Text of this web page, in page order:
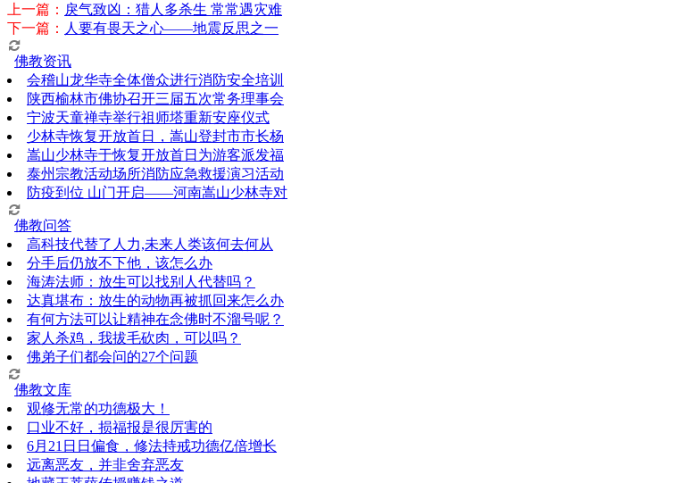
上一篇： 戾气致凶：猎人多杀生 常常遇灾难
下一篇： 人要有畏天之心——地震反思之一
佛教资讯
会稽山龙华寺全体僧众进行消防安全培训
陕西榆林市佛协召开三届五次常务理事会
宁波天童禅寺举行祖师塔重新安座仪式
少林寺恢复开放首日，嵩山登封市市长杨
嵩山少林寺于恢复开放首日为游客派发福
泰州宗教活动场所消防应急救援演习活动
防疫到位 山门开启——河南嵩山少林寺对
佛教问答
高科技代替了人力,未来人类该何去何从
分手后仍放不下他，该怎么办
海涛法师：放生可以找别人代替吗？
达真堪布：放生的动物再被抓回来怎么办
有何方法可以让精神在念佛时不溜号呢？
家人杀鸡，我拔毛砍肉，可以吗？
佛弟子们都会问的27个问题
佛教文库
观修无常的功德极大！
口业不好，损福报是很厉害的
6月21日日偏食，修法持戒功德亿倍增长
远离恶友，并非舍弃恶友